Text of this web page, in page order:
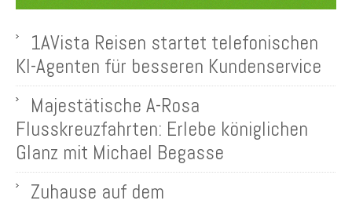
1AVista Reisen startet telefonischen
KI-Agenten für besseren Kundenservice
Majestätische A-Rosa
Flusskreuzfahrten: Erlebe königlichen
Glanz mit Michael Begasse
Zuhause auf dem